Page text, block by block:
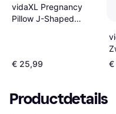
vidaXL Pregnancy
Pillow J-Shaped
€ 25,99 €
Productdetails